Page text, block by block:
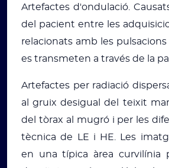
Artefactes d'ondulació.
del pacient entre les
relacionats amb les
es transmeten a través de la
Artefactes per radiació
al gruix desigual del teixit
del tòrax al mugró i per les
tècnica de LE i HE. Les
en una típica àrea curvilínia